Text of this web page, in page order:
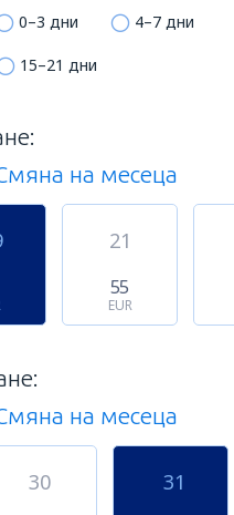
0–3 дни 4–7 дни
15–21 дни
на месеца
21
55
EUR
на месеца
30 31